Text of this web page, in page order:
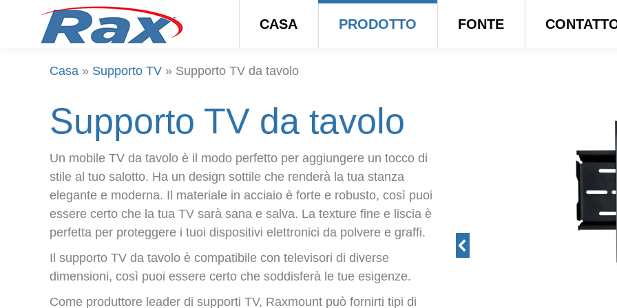
CASA PRODOTTO FONTE
Casa » Supporto TV » Supporto TV da tavolo
Supporto TV da tavolo
Un mobile TV da tavolo è il modo perfetto per aggiungere un tocco di
stile al tuo salotto. Ha un design sottile che renderà la tua stanza
elegante e moderna. Il materiale in acciaio è forte e robusto, così puoi
essere certo che la tua TV sarà sana e salva. La texture fine e liscia è
perfetta per proteggere i tuoi dispositivi elettronici da polvere e graffi.
Il supporto TV da tavolo è compatibile con televisori di diverse
dimensioni, così puoi essere certo che soddisferà le tue esigenze.
Come produttore leader di supporti TV, Raxmount può fornirti tipi di